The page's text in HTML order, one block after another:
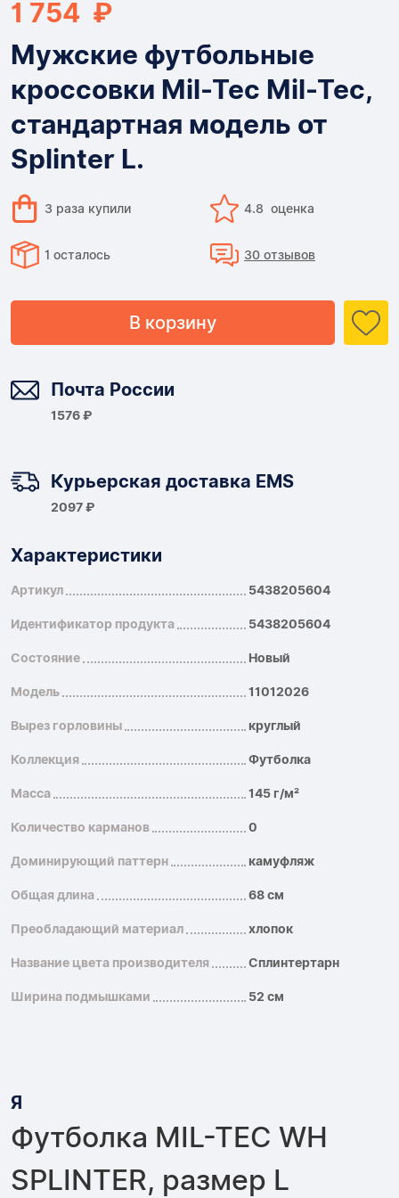
1 754 ₽
Мужские футбольные
кроссовки Mil-Tec Mil-Tec,
стандартная модель от
Splinter L.
3 раза купили 4.8 оценка
1 осталось 30 отзывов
В корзину
Почта России
1576 ₽
Курьерская доставка EMS
2097 ₽
Характеристики
Артикул 5438205604
Идентификатор продукта 5438205604
Состояние Новый
Модель 11012026
Вырез горловины круглый
Коллекция Футболка
Масса 145 г/м²
Количество карманов 0
Доминирующий паттерн камуфляж
Общая длина 68 см
Преобладающий материал хлопок
Название цвета производителя Сплинтертарн
Ширина подмышками 52 см
Я
Футболка MIL-TEC WH
SPLINTER, размер L